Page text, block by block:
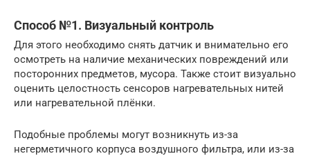
Способ №1. Визуальный контроль
Для этого необходимо снять датчик и внимательно его
осмотреть на наличие механических повреждений или
посторонних предметов, мусора. Также стоит визуально
оценить целостность сенсоров нагревательных нитей
или нагревательной плёнки.
Подобные проблемы могут возникнуть из-за
негерметичного корпуса воздушного фильтра, или из-за